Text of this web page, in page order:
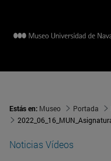
Estás en: Museo Portada
Noticias Vídeos